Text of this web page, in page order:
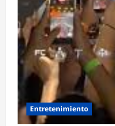
Entretenimiento